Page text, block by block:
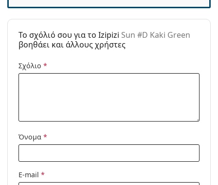
Τύπος:
Unisex
Μάρκα:
Izipizi
Sun #D Kaki Green
συνταγή:
To σχόλιό σου για το Izipizi Sun #D Kaki Green
βοηθάει και άλλους χρήστες
Σχόλιο *
Όνομα *
E-mail *